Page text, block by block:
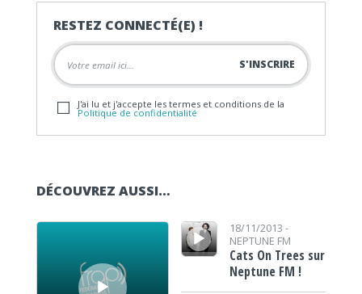
RESTEZ CONNECTÉ(E) !
J'ai lu et j'accepte les termes et conditions de la
Politique de confidentialité
DÉCOUVREZ AUSSI…
Lecteur audio
Lecteur audio18/11/2013 -
NEPTUNE FM
Cats On Trees sur
Neptune FM !